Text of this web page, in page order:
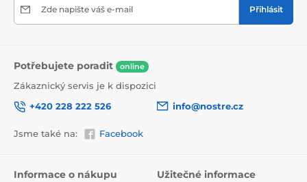
Zde napište váš e-mail Přihlásit
Potřebujete poradit online
Zákaznický servis je k dispozici
+420 228 222 526
info@nostre.cz
Jsme také na: Facebook
Informace o nákupu Užitečné informace